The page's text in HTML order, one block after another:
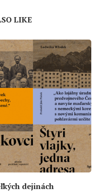
LIKE
dejinách